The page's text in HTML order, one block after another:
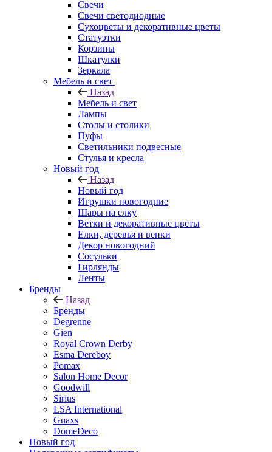
Свечи
Свечи светодиодные
Сухоцветы и декоративные цветы
Статуэтки
Корзины
Шкатулки
Зеркала
Мебель и свет
Назад
Мебель и свет
Лампы
Столы и столики
Пуфы
Светильники подвесные
Стулья и кресла
Новый год
Назад
Новый год
Игрушки новогодние
Шары на елку
Ветки и декоративные цветы
Елки, деревья и венки
Декор новогодний
Сосульки
Гирлянды
Ленты
Бренды
Назад
Бренды
Degrenne
Gien
Royal Crown Derby
Esma Dereboy
Pomax
Salon Home Decor
Goodwill
Sirius
LSA International
Guaxs
DomeDeco
Новый год